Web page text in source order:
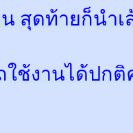
สุดท้ายก็นำเ
ช้งานได้ปกติ